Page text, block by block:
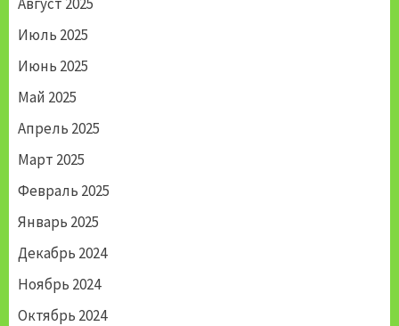
Июль 2025
Июнь 2025
Май 2025
Апрель 2025
Март 2025
Февраль 2025
Январь 2025
Декабрь 2024
Ноябрь 2024
Октябрь 2024